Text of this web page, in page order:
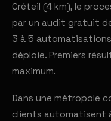
Créteil (4 km), le
par un audit gratuit
3 à 5
déploie. Premiers
maximum.
Dans une métropole
clients automatisent